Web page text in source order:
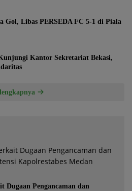
Gol, Libas PERSEDA FC 5-1 di Piala
Kantor Sekretariat Bekasi,
Dugaan Pengancaman dan